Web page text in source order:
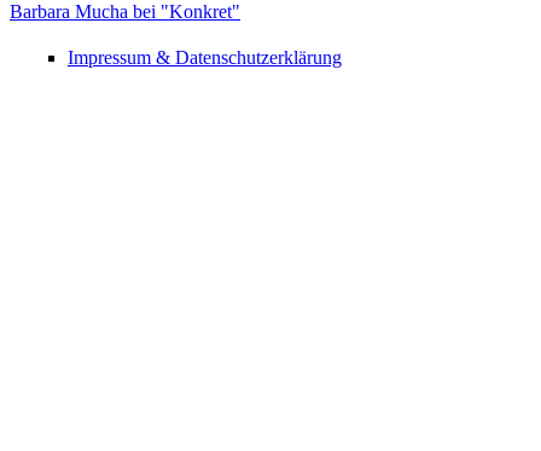
Barbara Mucha bei "Konkret"
Impressum & Datenschutzerklärung